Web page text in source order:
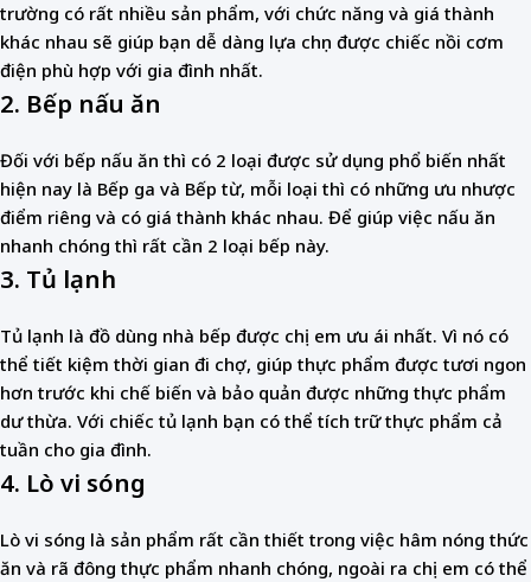
trường có rất nhiều sản phẩm, với chức năng và giá thành
khác nhau sẽ giúp bạn dễ dàng lựa chọn được chiếc nồi cơm
điện phù hợp với gia đình nhất.
2. Bếp nấu ăn
Đối với bếp nấu ăn thì có 2 loại được sử dụng phổ biến nhất
hiện nay là Bếp ga và Bếp từ, mỗi loại thì có những ưu nhược
điểm riêng và có giá thành khác nhau. Để giúp việc nấu ăn
nhanh chóng thì rất cần 2 loại bếp này.
3. Tủ lạnh
Tủ lạnh là đồ dùng nhà bếp được chị em ưu ái nhất. Vì nó có
thể tiết kiệm thời gian đi chợ, giúp thực phẩm được tươi ngon
hơn trước khi chế biến và bảo quản được những thực phẩm
dư thừa. Với chiếc tủ lạnh bạn có thể tích trữ thực phẩm cả
tuần cho gia đình.
4. Lò vi sóng
Lò vi sóng là sản phẩm rất cần thiết trong việc hâm nóng thức
ăn và rã đông thực phẩm nhanh chóng, ngoài ra chị em có thể